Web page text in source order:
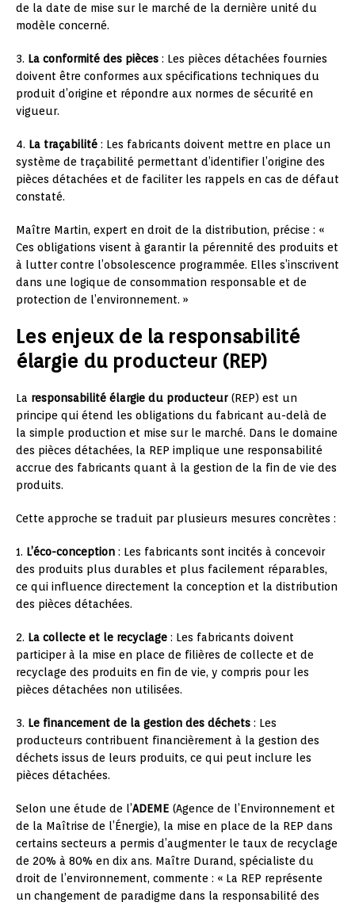
de la date de mise sur le marché de la dernière unité du
modèle concerné.
3. La conformité des pièces : Les pièces détachées fournies
doivent être conformes aux spécifications techniques du
produit d’origine et répondre aux normes de sécurité en
vigueur.
4. La traçabilité : Les fabricants doivent mettre en place un
système de traçabilité permettant d’identifier l’origine des
pièces détachées et de faciliter les rappels en cas de défaut
constaté.
Maître Martin, expert en droit de la distribution, précise : «
Ces obligations visent à garantir la pérennité des produits et
à lutter contre l’obsolescence programmée. Elles s’inscrivent
dans une logique de consommation responsable et de
protection de l’environnement. »
Les enjeux de la responsabilité
élargie du producteur (REP)
La responsabilité élargie du producteur(REP) est un
principe qui étend les obligations du fabricant au-delà de
la simple production et mise sur le marché. Dans le domaine
des pièces détachées, la REP implique une responsabilité
accrue des fabricants quant à la gestion de la fin de vie des
produits.
Cette approche se traduit par plusieurs mesures concrètes :
1. L’éco-conception : Les fabricants sont incités à concevoir
des produits plus durables et plus facilement réparables,
ce qui influence directement la conception et la distribution
des pièces détachées.
2. La collecte et le recyclage : Les fabricants doivent
participer à la mise en place de filières de collecte et de
recyclage des produits en fin de vie, y compris pour les
pièces détachées non utilisées.
3. Le financement de la gestion des déchets : Les
producteurs contribuent financièrement à la gestion des
déchets issus de leurs produits, ce qui peut inclure les
pièces détachées.
Selon une étude de l’ADEME (Agence de l’Environnement et
de la Maîtrise de l’Énergie), la mise en place de la REP dans
certains secteurs a permis d’augmenter le taux de recyclage
de 20% à 80% en dix ans. Maître Durand, spécialiste du
droit de l’environnement, commente : « La REP représente
un changement de paradigme dans la responsabilité des